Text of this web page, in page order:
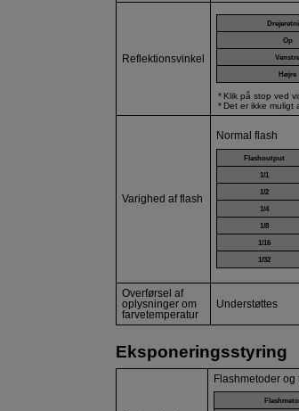
Reflektionsvinkel
Op
Venstre
Højre
Klik på stop ved
Det er ikke muligt
Varighed af flash
Normal flash
Flashoutput
1/1
1/2
1/4
1/8
1/16
1/32
Overførsel af
oplysninger om
farvetemperatur
Understøttes
Eksponeringsstyring
Flashmetoder